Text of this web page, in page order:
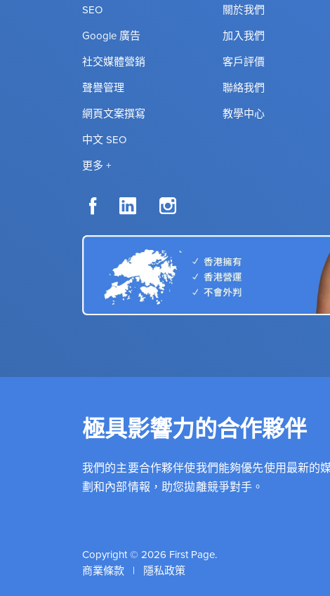
SEO
Google 廣告
社交媒體營銷
聲譽管理
網頁文案撰寫
中文 SEO
更多 +
關於我們
加入我們
客戶評價
聯絡我們
教學中心
極具影響力的合作夥伴
我們的主要合作夥伴使我們能夠優先使用最新的
劃和內部情報，助您拋離競爭對手。
Copyright © 2026 First Page.
商業條款 | 隱私政策